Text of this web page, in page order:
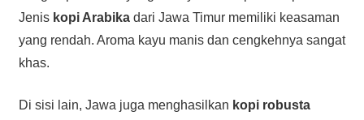
Jenis kopi Arabikadari Jawa Timur memiliki keasaman
yang rendah. Aroma kayu manis dan cengkehnya sangat
khas.
Di sisi lain, Jawa juga menghasilkan kopi robusta